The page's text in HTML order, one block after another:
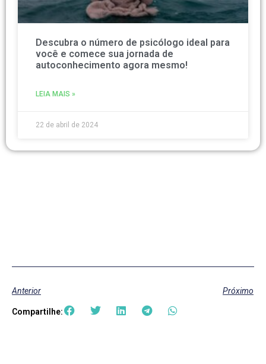
Descubra o número de psicólogo ideal para
você e comece sua jornada de
autoconhecimento agora mesmo!
LEIA MAIS »
22 de abril de 2024
Anterior Próximo
Compartilhe: